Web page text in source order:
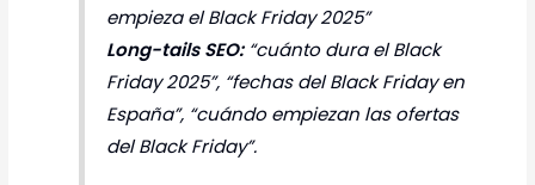
empieza el Black Friday 2025”
Long-tails SEO:“cuánto dura el Black
Friday 2025”, “fechas del Black Friday en
España”, “cuándo empiezan las ofertas
del Black Friday”.